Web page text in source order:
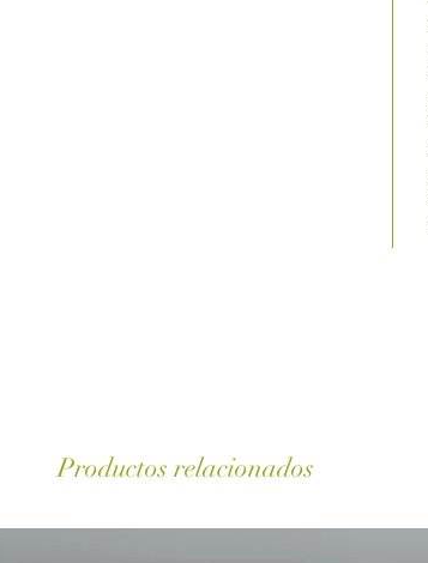
Productos relacionados